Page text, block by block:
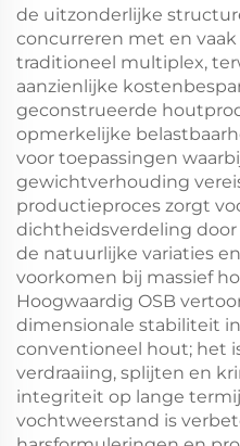
de uitzonderlijke
concurreren met en
traditioneel multiplex,
aanzienlijke
geconstrueerde
opmerkelijke
voor toepassingen
gewichtverhouding
productieproces zorgt
dichtheidsverdeling door
de natuurlijke variaties
voorkomen bij massief
Hoogwaardig OSB
dimensionale stabiliteit
conventioneel hout; het
verdraaiing, splijten en
integriteit op lange
vochtweerstand is